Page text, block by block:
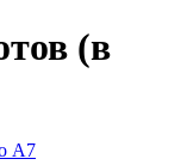
(в